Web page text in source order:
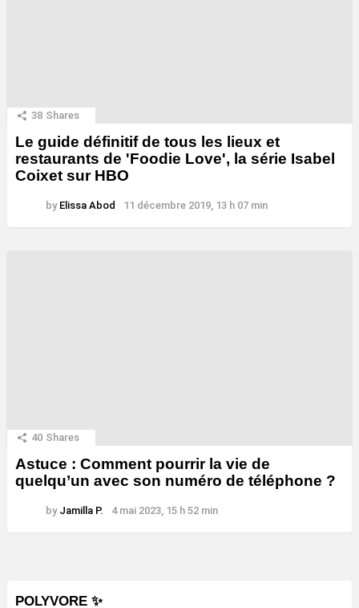
38 Shares
Le guide définitif de tous les lieux et
restaurants de 'Foodie Love', la série Isabel
Coixet sur HBO
by Elissa Abod 11 décembre 2019, 13 h 07 min
40 Shares
Astuce : Comment pourrir la vie de
quelqu’un avec son numéro de téléphone ?
by Jamilla P. 4 mai 2023, 15 h 52 min
POLYVORE ✨